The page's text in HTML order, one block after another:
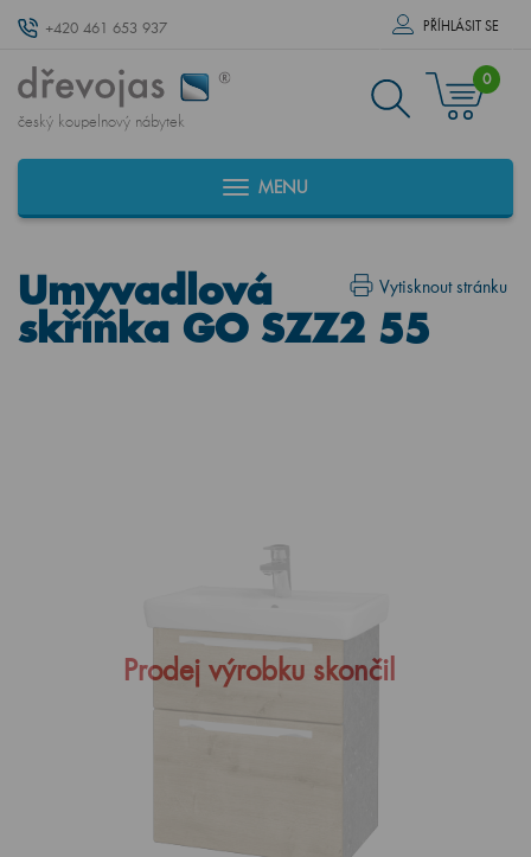
+420 461 653 937 PŘÍHLÁSIT SE
český koupelnový nábytek
0
MENU
Vytisknout stránku
Umyvadlová
skříňka GO SZZ2 55
Prodej výrobku skončil